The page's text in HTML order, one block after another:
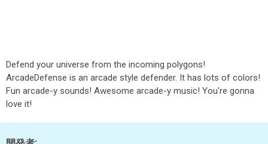
Defend your universe from the incoming polygons!
ArcadeDefense is an arcade style defender. It has lots of colors!
Fun arcade-y sounds! Awesome arcade-y music! You're gonna
love it!